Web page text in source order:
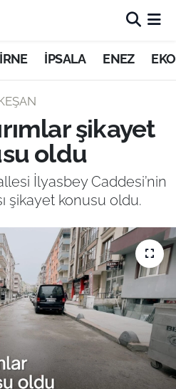
İPSALA ENEZ
şikayet
oldu
İlyasbey Caddesi’nin
şikayet konusu oldu.